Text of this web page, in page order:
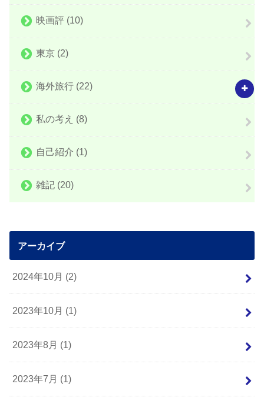
映画評 (10)
東京 (2)
海外旅行 (22)
私の考え (8)
自己紹介 (1)
雑記 (20)
アーカイブ
2024年10月 (2)
2023年10月 (1)
2023年8月 (1)
2023年7月 (1)